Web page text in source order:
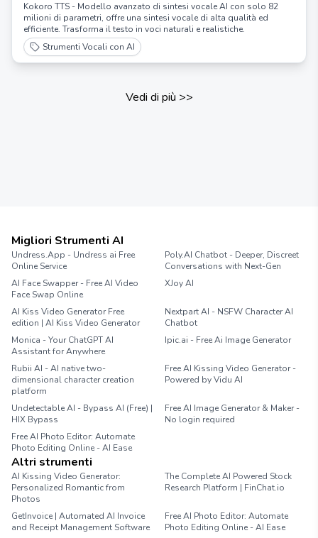
Kokoro TTS - Modello avanzato di sintesi vocale AI con solo 82
milioni di parametri, offre una sintesi vocale di alta qualità ed
efficiente. Trasforma il testo in voci naturali e realistiche.
Strumenti Vocali con AI
Vedi di più >>
Migliori Strumenti AI
Undress.App - Undress ai Free
Online Service
Poly.AI Chatbot - Deeper, Discreet
Conversations with Next-Gen
AI Face Swapper - Free AI Video
Face Swap Online
XJoy AI
AI Kiss Video Generator Free
edition | AI Kiss Video Generator
Nextpart AI - NSFW Character AI
Chatbot
Monica - Your ChatGPT AI
Assistant for Anywhere
Ipic.ai - Free Ai Image Generator
Rubii AI - AI native two-
dimensional character creation
platform
Free AI Kissing Video Generator -
Powered by Vidu AI
Undetectable AI - Bypass AI (Free) |
HIX Bypass
Free AI Image Generator & Maker -
No login required
Free AI Photo Editor: Automate
Photo Editing Online - AI Ease
Altri strumenti
AI Kissing Video Generator:
Personalized Romantic from
Photos
The Complete AI Powered Stock
Research Platform | FinChat.io
GetInvoice | Automated AI Invoice
and Receipt Management Software
Free AI Photo Editor: Automate
Photo Editing Online - AI Ease